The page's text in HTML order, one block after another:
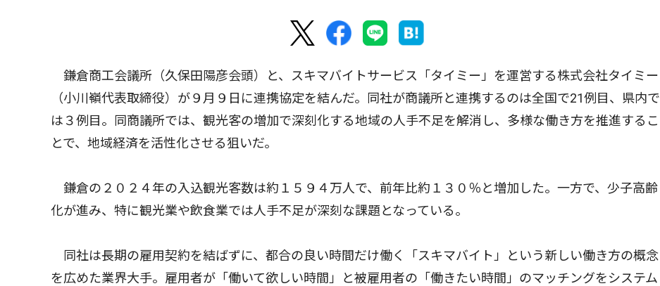
鎌倉商工会議所（久保田陽彦会頭）と、スキマバイトサービス「タイミー」を運営する株式会社タイミー
（小川嶺代表取締役）が９月９日に連携協定を結んだ。同社が商議所と連携するのは全国で21例目、県内で
は３例目。同商議所では、観光客の増加で深刻化する地域の人手不足を解消し、多様な働き方を推進するこ
とで、地域経済を活性化させる狙いだ。
鎌倉の２０２４年の入込観光客数は約１５９４万人で、前年比約１３０％と増加した。一方で、少子高齢
化が進み、特に観光業や飲食業では人手不足が深刻な課題となっている。
同社は長期の雇用契約を結ばずに、都合の良い時間だけ働く「スキマバイト」という新しい働き方の概念
を広めた業界大手。雇用者が「働いて欲しい時間」と被雇用者の「働きたい時間」のマッチングをシステム